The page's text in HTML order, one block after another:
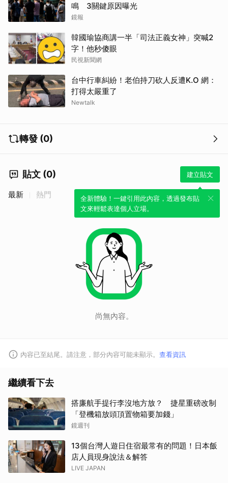
鳴 3關鍵原因曝光
鏡報
韓國瑜協商講一半「司法正義女神」突喊2
字！他秒傻眼
民視新聞網
台中行車糾紛！老伯持刀砍人反遭K.O 網：
打得太嚴重了
Newtalk
轉發 (0)
貼文 (0) 建立貼文
全新體驗！一鍵引用此內容，透過發布貼
文來輕鬆表達個人立場。
最新 熱門
尚無內容。
內容已至結尾。請注意，部分內容可能未顯示。 查看資訊
繼續看下去
搭廉航手提行李沒地方放？ 捷星重磅改制
「登機箱放頭頂置物箱要加錢」
鏡週刊
13個台灣人遊日住宿最常有的問題！日本飯
店人員現身說法＆解答
LIVE JAPAN